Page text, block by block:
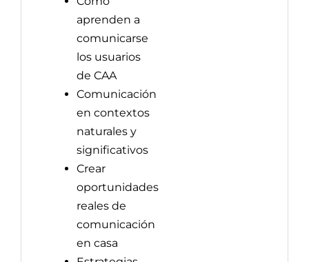
aprenden a
comunicarse
los usuarios
de CAA
Comunicación
en contextos
naturales y
significativos
Crear
oportunidades
reales de
comunicación
en casa